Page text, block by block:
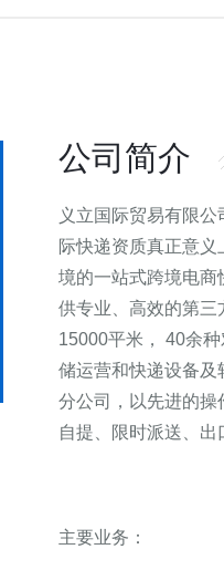
公司简介
义立国际贸易有限
际快递资质真正意义
境的一站式跨境电商
供专业、高效的第三
15000平米， 40余
储运营和快递设备及
分公司，以先进的操
自提、限时派送、出
主要业务：